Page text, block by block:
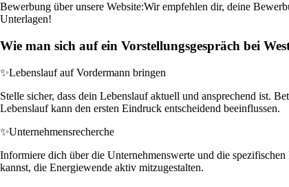
Bewerbung über unsere Website:Wir empfehlen dir, deine
Unterlagen!
Wie man sich auf ein Vorstellungsgespräch bei
✨Lebenslauf auf Vordermann bringen
Stelle sicher, dass dein Lebenslauf aktuell und ansprechend ist.
Lebenslauf kann den ersten Eindruck entscheidend beeinflussen.
✨Unternehmensrecherche
Informiere dich über die Unternehmenswerte und die
kannst, die Energiewende aktiv mitzugestalten.